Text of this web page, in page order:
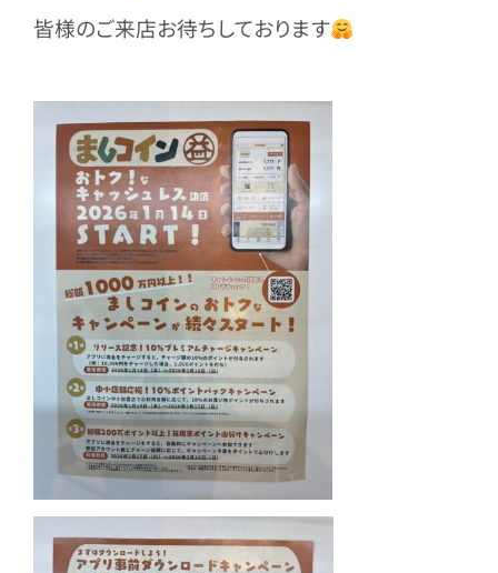
皆様のご来店お待ちしております